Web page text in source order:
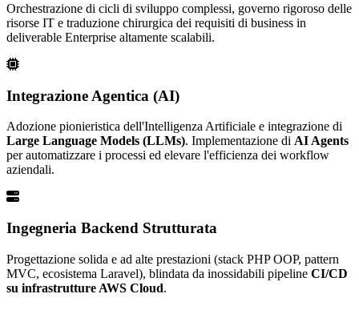
Orchestrazione di cicli di sviluppo complessi, governo rigoroso delle
risorse IT e traduzione chirurgica dei requisiti di business in
deliverable Enterprise altamente scalabili.
Integrazione Agentica (AI)
Adozione pionieristica dell'Intelligenza Artificiale e integrazione di
Large Language Models (LLMs). Implementazione di AI Agents
per automatizzare i processi ed elevare l'efficienza dei workflow
aziendali.
Ingegneria Backend Strutturata
Progettazione solida e ad alte prestazioni (stack PHP OOP, pattern
MVC, ecosistema Laravel), blindata da inossidabili pipeline CI/CD
su infrastrutture AWS Cloud.